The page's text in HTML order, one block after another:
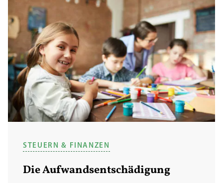
STEUERN & FINANZEN
Die Aufwandsentschädigung